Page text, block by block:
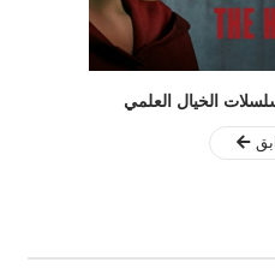
الخيال العلمي